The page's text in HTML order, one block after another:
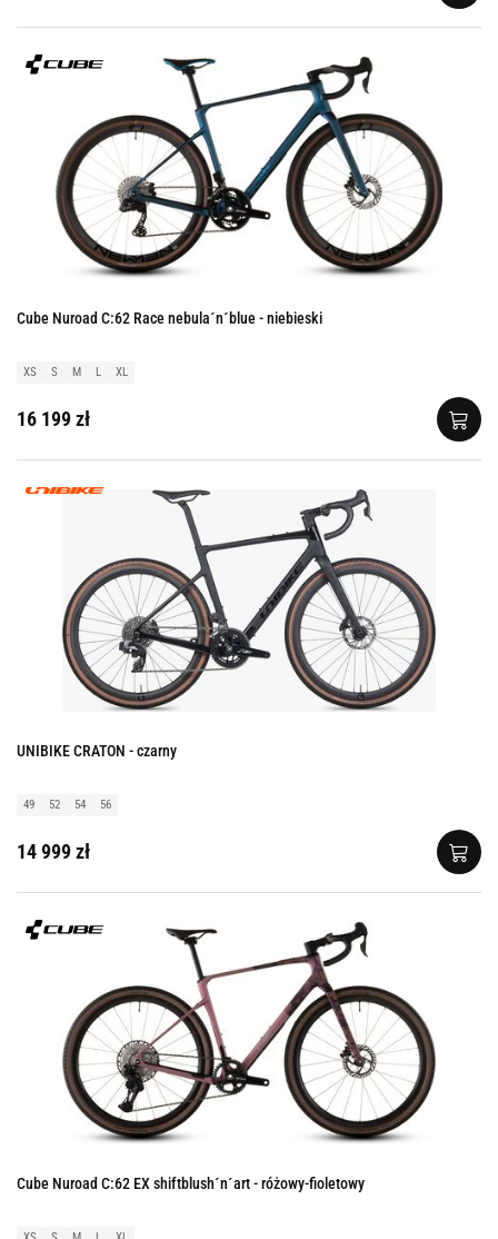
Cube Nuroad C:62 Race nebula´n´blue - niebieski
XS S M L XL
16 199 zł
UNIBIKE CRATON - czarny
49 52 54 56
14 999 zł
Cube Nuroad C:62 EX shiftblush´n´art - różowy-fioletowy